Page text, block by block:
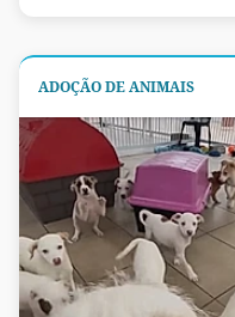
ADOÇÃO DE ANIMAIS